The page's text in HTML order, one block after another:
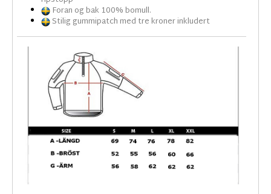
Foran og bak 100% bomull.
Stilig gummipatch med tre kroner inkludert